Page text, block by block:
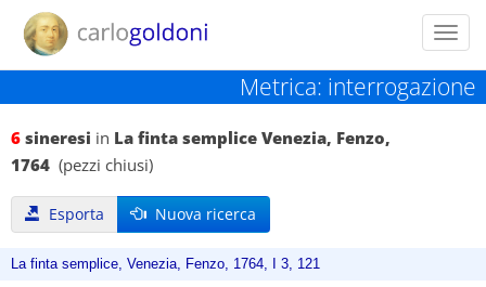
Metrica: interrogazione
6 sineresi in La finta semplice Venezia, Fenzo,
1764 (pezzi chiusi)
Esporta Nuova ricerca
La finta semplice, Venezia, Fenzo, 1764, I 3, 121